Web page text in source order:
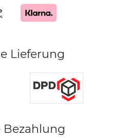
Lieferung
Bezahlung